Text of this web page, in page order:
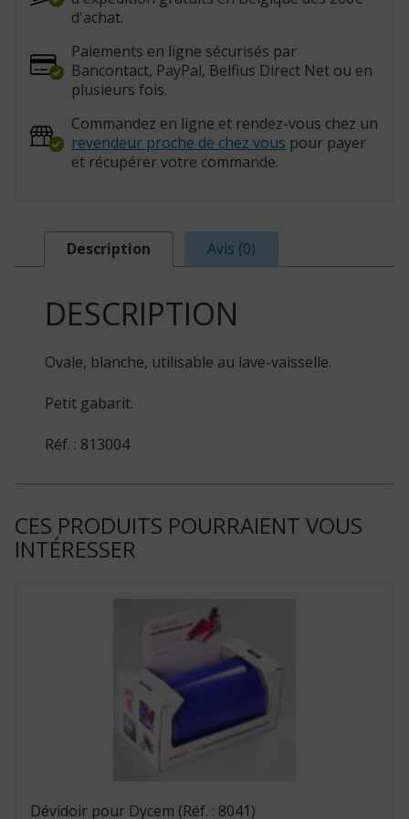
d'achat.
Paiements en ligne sécurisés par
Bancontact, PayPal, Belfius Direct Net ou en
plusieurs fois.
Commandez en ligne et rendez-vous chez un
revendeur proche de chez vous pour payer
et récupérer votre commande.
Description Avis (0)
DESCRIPTION
Ovale, blanche, utilisable au lave-vaisselle.
Petit gabarit.
Réf. : 813004
CES PRODUITS POURRAIENT VOUS
INTÉRESSER
Dévidoir pour Dycem (Réf. : 8041)